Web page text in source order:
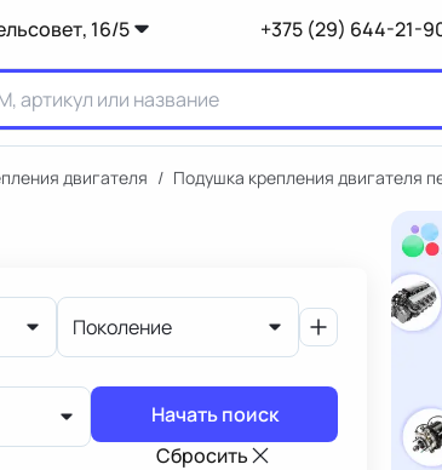
16/5 +375 (29) 644-21-
двигателя / Подушка крепления двигателя
Поколение
Начать поиск
Сбросить